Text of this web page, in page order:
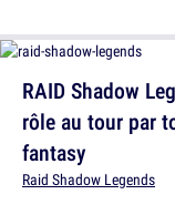
RAID Shadow
rôle au tour par
fantasy
Raid Shadow Legends